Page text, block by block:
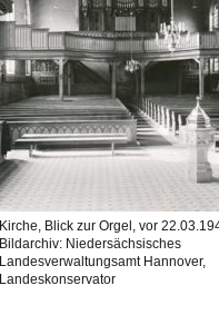
Kirche, Blick zur Orgel, vor
Bildarchiv: Niedersächsisches
Landesverwaltungsamt Hannover,
Landeskonservator